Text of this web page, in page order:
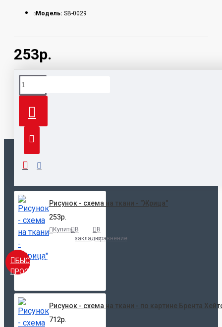
253р.
Модель: SB-0029
НЕДАВНО ПРОСМОТРЕННЫЕ
БЫСТРЫЙ
ПРОСМОТР
Рисунок - схема на ткани - "Жрица"
253р.
Купить В
закладки
В
сравнение
Рисунок - схема на ткани - по картине Брента
712р.